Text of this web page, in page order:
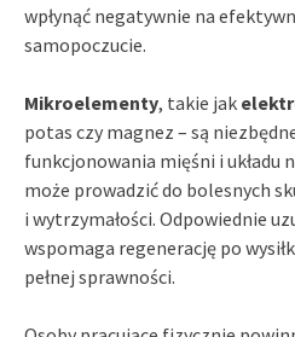
wpłynąć negatywnie na
samopoczucie.
Mikroelementy, takie jak
potas czy magnez – są
funkcjonowania mięśni i układu
może prowadzić do bolesnych
i wytrzymałości. Odpowiednie
wspomaga regenerację po
pełnej sprawności.